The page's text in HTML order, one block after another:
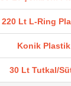
220 Lt L-Ring
Konik Plastik
30 Lt Tutkal/Süt